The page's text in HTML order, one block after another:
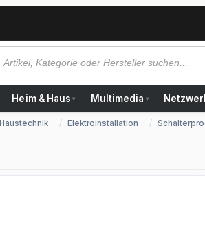
Heim & Haus ▾ Multimedia ▾
Haustechnik Elektroinstallation